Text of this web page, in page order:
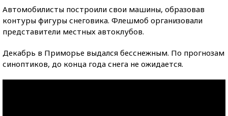
Автомобилисты построили свои машины, образовав
контуры фигуры снеговика. Флешмоб организовали
представители местных автоклубов.
Декабрь в Приморье выдался бесснежным. По прогнозам
синоптиков, до конца года снега не ожидается.